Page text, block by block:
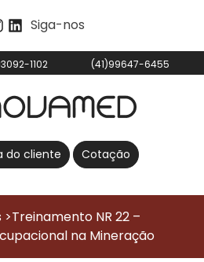
Siga-nos
1102 (41)99647-6455
do cliente Cotação
NR 22 –
na Mineração